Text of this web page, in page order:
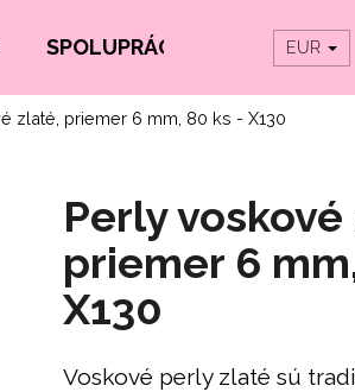
SPOLUPRÁCE EUR
zlaté, priemer 6 mm, 80 ks - X130
Perly
priemer 6
X130
Voskové perly zlaté sú